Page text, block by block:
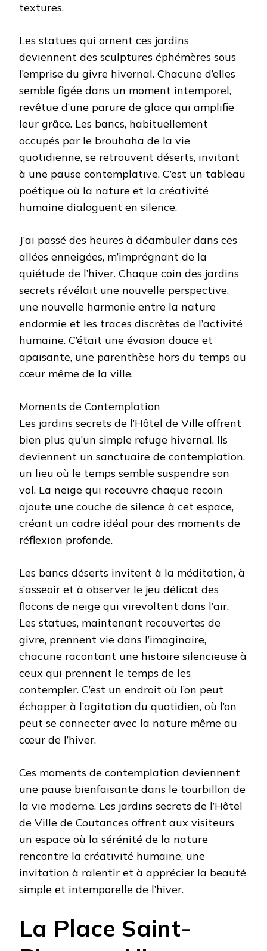
textures.
Les statues qui ornent ces jardins
deviennent des sculptures éphémères sous
l’emprise du givre hivernal. Chacune d’elles
semble figée dans un moment intemporel,
revêtue d’une parure de glace qui amplifie
leur grâce. Les bancs, habituellement
occupés par le brouhaha de la vie
quotidienne, se retrouvent déserts, invitant
à une pause contemplative. C’est un tableau
poétique où la nature et la créativité
humaine dialoguent en silence.
J’ai passé des heures à déambuler dans ces
allées enneigées, m’imprégnant de la
quiétude de l’hiver. Chaque coin des jardins
secrets révélait une nouvelle perspective,
une nouvelle harmonie entre la nature
endormie et les traces discrètes de l’activité
humaine. C’était une évasion douce et
apaisante, une parenthèse hors du temps au
cœur même de la ville.
Moments de Contemplation
Les jardins secrets de l’Hôtel de Ville offrent
bien plus qu’un simple refuge hivernal. Ils
deviennent un sanctuaire de contemplation,
un lieu où le temps semble suspendre son
vol. La neige qui recouvre chaque recoin
ajoute une couche de silence à cet espace,
créant un cadre idéal pour des moments de
réflexion profonde.
Les bancs déserts invitent à la méditation, à
s’asseoir et à observer le jeu délicat des
flocons de neige qui virevoltent dans l’air.
Les statues, maintenant recouvertes de
givre, prennent vie dans l’imaginaire,
chacune racontant une histoire silencieuse à
ceux qui prennent le temps de les
contempler. C’est un endroit où l’on peut
échapper à l’agitation du quotidien, où l’on
peut se connecter avec la nature même au
cœur de l’hiver.
Ces moments de contemplation deviennent
une pause bienfaisante dans le tourbillon de
la vie moderne. Les jardins secrets de l’Hôtel
de Ville de Coutances offrent aux visiteurs
un espace où la sérénité de la nature
rencontre la créativité humaine, une
invitation à ralentir et à apprécier la beauté
simple et intemporelle de l’hiver.
La Place Saint-